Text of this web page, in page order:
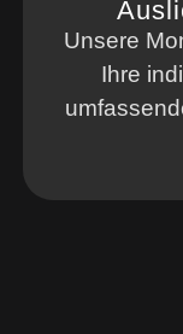
Unsere
Ihre